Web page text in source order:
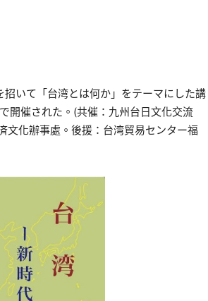
いて「台湾とは何か」をテーマにした講
開催された。(共催：九州台日文化交流
文化辦事處。後援：台湾貿易センター福